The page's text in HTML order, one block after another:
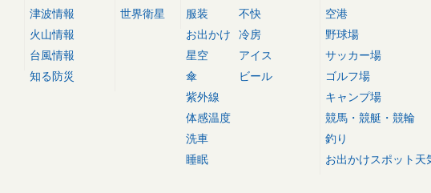
津波情報
火山情報
台風情報
知る防災
世界衛星
服装
お出かけ
星空
傘
紫外線
体感温度
洗車
睡眠
不快
冷房
アイス
ビール
空港
野球場
サッカー場
ゴルフ場
キャンプ場
競馬・競艇・競輪
釣り
お出かけスポット天